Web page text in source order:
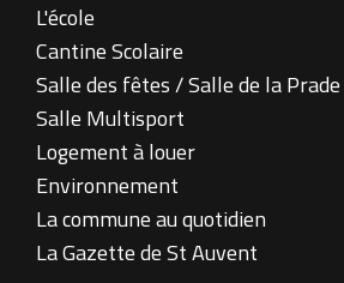
L'école
Cantine Scolaire
Salle des fêtes / Salle de la Prade
Salle Multisport
Logement à louer
Environnement
La commune au quotidien
La Gazette de St Auvent